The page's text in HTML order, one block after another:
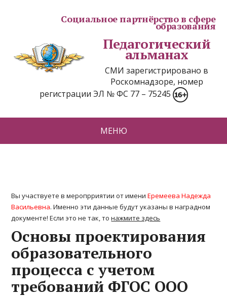
Социальное партнёрство в сфере
образования
Педагогический
альманах
СМИ зарегистрировано в
Роскомнадзоре, номер
регистрации ЭЛ № ФС 77 – 75245
МЕНЮ
Вы участвуете в меропрриятии от имениЕремеева Надежда
Васильевна. Именно эти данные будут указаны в наградном
документе! Если это не так, тонажмите здесь
Основы проектирования
образовательного
процесса с учетом
требований ФГОС ООО